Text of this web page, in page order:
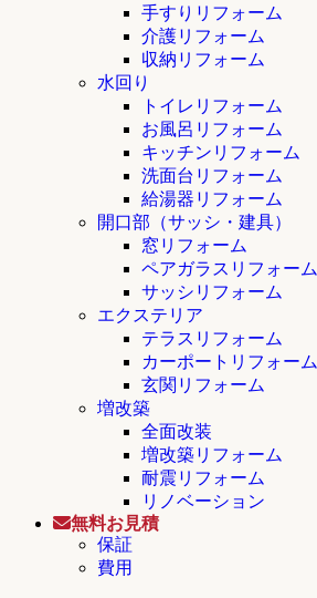
手すりリフォーム
介護リフォーム
収納リフォーム
水回り
トイレリフォーム
お風呂リフォーム
キッチンリフォーム
洗面台リフォーム
給湯器リフォーム
開口部（サッシ・建具）
窓リフォーム
ペアガラスリフォーム
サッシリフォーム
エクステリア
テラスリフォーム
カーポートリフォーム
玄関リフォーム
増改築
全面改装
増改築リフォーム
耐震リフォーム
リノベーション
無料お見積
保証
費用